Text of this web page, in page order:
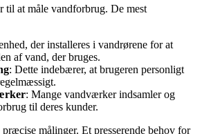
til at måle vandforbrug. De mest
der installeres i vandrørene for at
af vand, der bruges.
: Dette indebærer, at brugeren personligt
: Mange vandværker indsamler og
til deres kunder.
målinger. Et presserende behov for